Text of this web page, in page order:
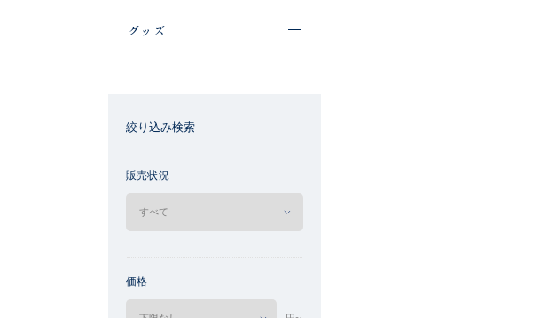
グッズ
絞り込み検索
販売状況
価格